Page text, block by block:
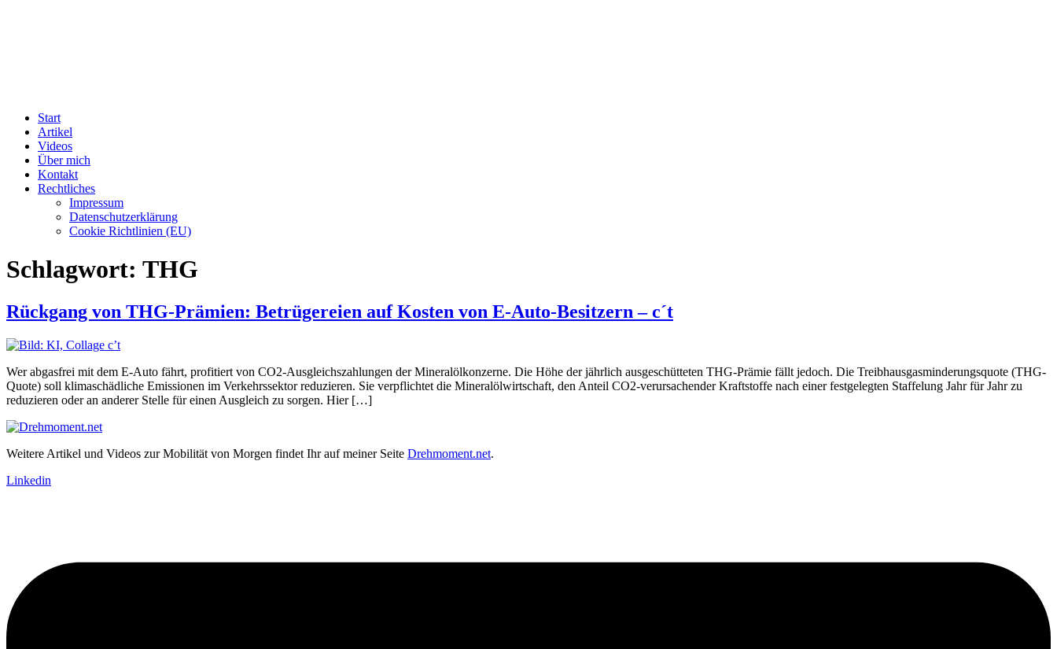
Start
Artikel
Videos
Über mich
Kontakt
Rechtliches
Impressum
Datenschutzerklärung
Cookie Richtlinien (EU)
Schlagwort: THG
Rückgang von THG-Prämien: Betrügereien auf Kosten von E-Auto-Besitzern – c´t
Wer abgasfrei mit dem E-Auto fährt, profitiert von CO2-Ausgleichszahlungen der Mineralölkonzerne. Die Höhe der jährlich ausgeschütteten THG-Prämie fällt jedoch. Die Treibhausgasminderungsquote (THG-
Quote) soll klimaschädliche Emissionen im Verkehrssektor reduzieren. Sie verpflichtet die Mineralölwirtschaft, den Anteil CO2-verursachender Kraftstoffe nach einer festgelegten Staffelung Jahr für Jahr zu
reduzieren oder an anderer Stelle für einen Ausgleich zu sorgen. Hier […]
Weitere Artikel und Videos zur Mobilität von Morgen findet Ihr auf meiner Seite Drehmoment.net.
Linkedin